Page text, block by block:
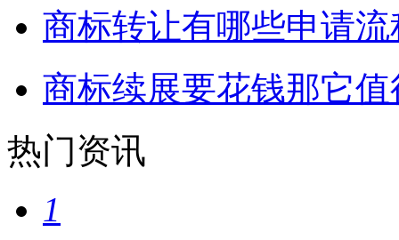
商标转让有哪些申请流
商标续展要花钱那它值
热门资讯
1